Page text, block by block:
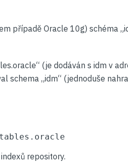
případě Oracle 10g) schéma
(je dodáván s idm v
schema „idm“ (jednoduše
repository.